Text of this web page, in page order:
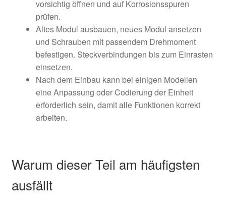
vorsichtig öffnen und auf Korrosionsspuren
prüfen.
Altes Modul ausbauen, neues Modul ansetzen
und Schrauben mit passendem Drehmoment
befestigen. Steckverbindungen bis zum Einrasten
einsetzen.
Nach dem Einbau kann bei einigen Modellen
eine Anpassung oder Codierung der Einheit
erforderlich sein, damit alle Funktionen korrekt
arbeiten.
Warum dieser Teil am häufigsten
ausfällt